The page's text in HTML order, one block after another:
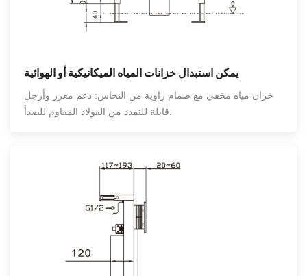
يمكن استبدال خزانات المياه الميكانيكية أو الهوائية
خزان مياه مخفي مع صمام زاوية من النحاس: دعم معزز وأرجل